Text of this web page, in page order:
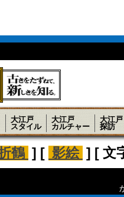
大江戸
スタイル
大江戸
カルチャー
大江戸
探訪
鶴 ] [ 影絵 ] [ 文